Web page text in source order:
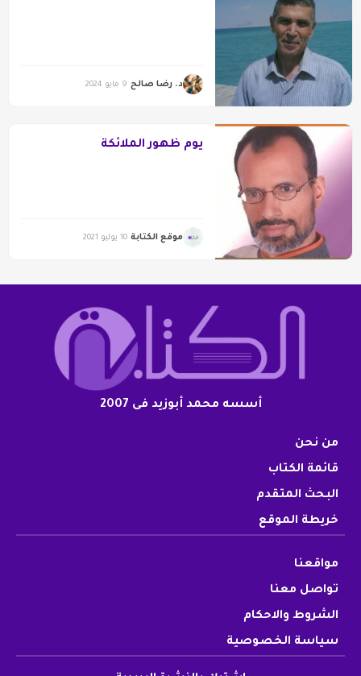
د. رضا صالح 9 مايو 2024
يوم ظهور الملائكة
موقع الكتابة 10 يوليو 2021
أسسه محمد أبوزيد فى 2007
من نحن
قائمة الكتاب
البحث المتقدم
خريطة الموقع
مواقعنا
تواصل معنا
الشروط والاحكام
سياسة الخصوصية